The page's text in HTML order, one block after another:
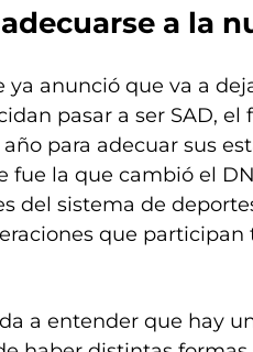
a la
ya anunció que va a
pasar a ser SAD, el
para adecuar sus
fue la que cambió el
del sistema de
que participan
a entender que hay